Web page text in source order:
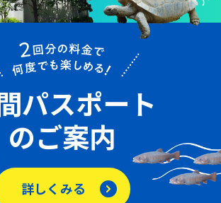
パスポート
のご案内
詳しくみる